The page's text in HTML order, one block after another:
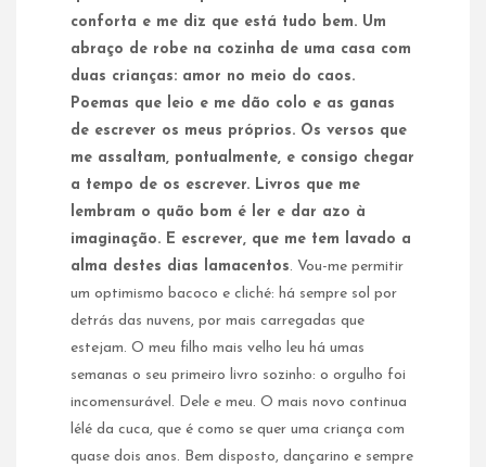
conforta e me diz que está tudo bem. Um
abraço de robe na cozinha de uma casa com
duas crianças: amor no meio do caos.
Poemas que leio e me dão colo e as ganas
de escrever os meus próprios. Os versos que
me assaltam, pontualmente, e consigo chegar
a tempo de os escrever. Livros que me
lembram o quão bom é ler e dar azo à
imaginação. E escrever, que me tem lavado a
alma destes dias lamacentos. Vou-me permitir
um optimismo bacoco e cliché: há sempre sol por
detrás das nuvens, por mais carregadas que
estejam. O meu filho mais velho leu há umas
semanas o seu primeiro livro sozinho: o orgulho foi
incomensurável. Dele e meu. O mais novo continua
lélé da cuca, que é como se quer uma criança com
quase dois anos. Bem disposto, dançarino e sempre